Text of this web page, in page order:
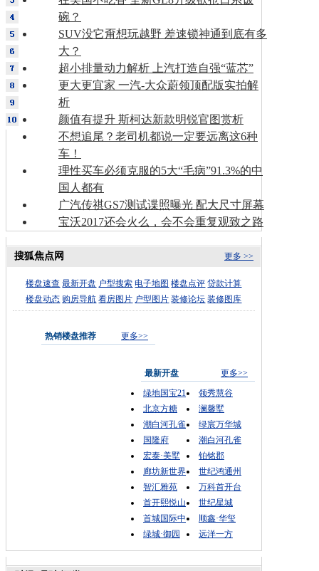
碗？
SUV没它甭想玩越野 差速锁神通到底有多
大？
超小排量动力解析 上汽打造自强“蓝芯”
更大更宜家 一汽-大众蔚领顶配版实拍解
析
颜值有提升 斯柯达新款明锐官图赏析
不想追尾？老司机都说一定要远离这6种
车！
理性买车必须克服的5大“毛病”91.3%的中
国人都有
广汽传祺GS7测试谍照曝光 配大尺寸屏幕
宝沃2017还会火么，会不会重复观致之路
更多 >>
搜狐焦点网
楼盘速查 最新开盘 户型搜索 电子地图 楼盘点评 贷款计算
楼盘动态 购房导航 看房图片 户型图片 装修论坛 装修图库
热销楼盘推荐 更多>>
最新开盘
更多>>
绿地国宝21
领秀慧谷
北京方糖
澜馨墅
潮白河孔雀
绿宸万华城
国隆府
潮白河孔雀
宏泰·美墅
铂铭郡
廊坊新世界
世纪鸿通州
智汇雅苑
万科首开台
首开熙悦山
世纪星城
首城国际中
顺鑫·华玺
绿城·御园
远洋一方